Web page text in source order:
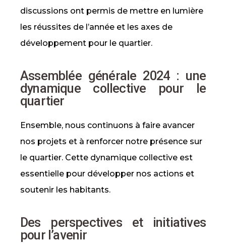
discussions ont permis de mettre en lumière
les réussites de l’année et les axes de
développement pour le quartier.
Assemblée générale 2024 : une
dynamique collective pour le
quartier
Ensemble, nous continuons à faire avancer
nos projets et à renforcer notre présence sur
le quartier. Cette dynamique collective est
essentielle pour développer nos actions et
soutenir les habitants.
Des perspectives et initiatives
pour l’avenir